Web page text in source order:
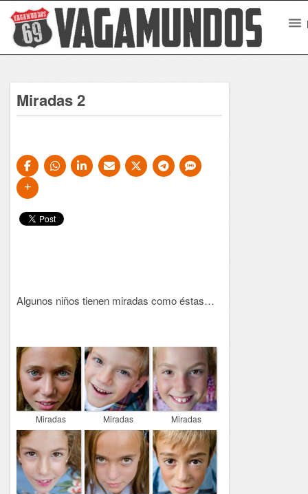
Miradas 2
Algunos niños tienen miradas como éstas…
Miradas Miradas Miradas